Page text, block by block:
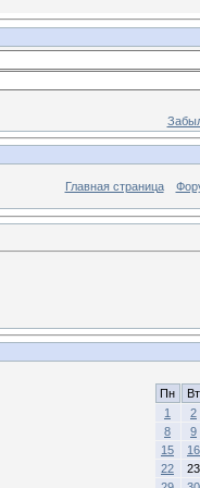
Главная страница
Пн
Вт
1
2
8
9
15
16
22
23